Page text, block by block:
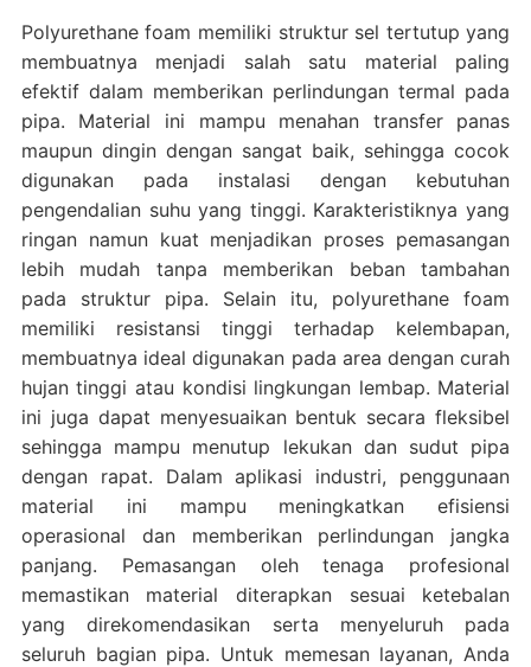
Polyurethane foam memiliki struktur sel tertutup yang
membuatnya menjadi salah satu material paling
efektif dalam memberikan perlindungan termal pada
pipa. Material ini mampu menahan transfer panas
maupun dingin dengan sangat baik, sehingga cocok
digunakan pada instalasi dengan kebutuhan
pengendalian suhu yang tinggi. Karakteristiknya yang
ringan namun kuat menjadikan proses pemasangan
lebih mudah tanpa memberikan beban tambahan
pada struktur pipa. Selain itu, polyurethane foam
memiliki resistansi tinggi terhadap kelembapan,
membuatnya ideal digunakan pada area dengan curah
hujan tinggi atau kondisi lingkungan lembap. Material
ini juga dapat menyesuaikan bentuk secara fleksibel
sehingga mampu menutup lekukan dan sudut pipa
dengan rapat. Dalam aplikasi industri, penggunaan
material ini mampu meningkatkan efisiensi
operasional dan memberikan perlindungan jangka
panjang. Pemasangan oleh tenaga profesional
memastikan material diterapkan sesuai ketebalan
yang direkomendasikan serta menyeluruh pada
seluruh bagian pipa. Untuk memesan layanan, Anda